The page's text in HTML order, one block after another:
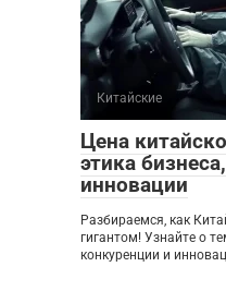
Китайские
Цена
этика
инновации
Разбираемся, как
гигантом! Узнайте о
конкуренции и